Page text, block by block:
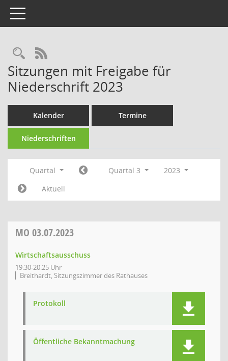
Toggle navigation
Rechercheauswahl
RSS-Feed
Sitzungen mit Freigabe für
Niederschrift 2023
Kalender Termine
Niederschriften
Quartal Quartal 3
2023
Aktuell
MO 03.07.2023
Wirtschaftsausschuss
19:30-20:25 Uhr
Breithardt, Sitzungszimmer des Rathauses
Protokoll
Öffentliche Bekanntmachung